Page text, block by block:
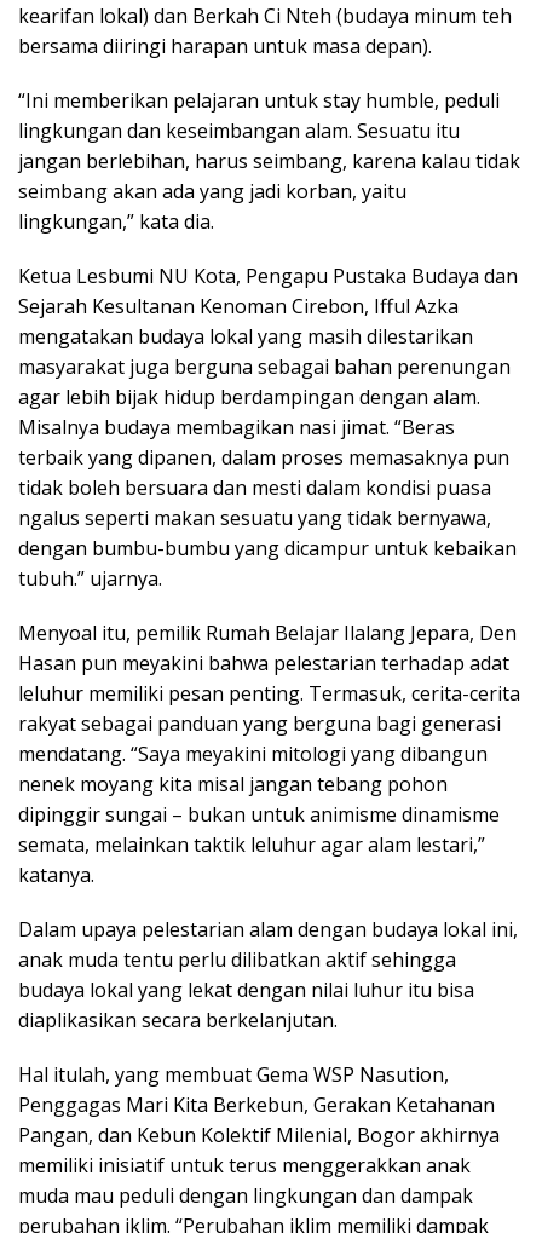
kearifan lokal) dan Berkah Ci Nteh (budaya minum teh
bersama diiringi harapan untuk masa depan).
“Ini memberikan pelajaran untuk stay humble, peduli
lingkungan dan keseimbangan alam. Sesuatu itu
jangan berlebihan, harus seimbang, karena kalau tidak
seimbang akan ada yang jadi korban, yaitu
lingkungan,” kata dia.
Ketua Lesbumi NU Kota, Pengapu Pustaka Budaya dan
Sejarah Kesultanan Kenoman Cirebon, Ifful Azka
mengatakan budaya lokal yang masih dilestarikan
masyarakat juga berguna sebagai bahan perenungan
agar lebih bijak hidup berdampingan dengan alam.
Misalnya budaya membagikan nasi jimat. “Beras
terbaik yang dipanen, dalam proses memasaknya pun
tidak boleh bersuara dan mesti dalam kondisi puasa
ngalus seperti makan sesuatu yang tidak bernyawa,
dengan bumbu-bumbu yang dicampur untuk kebaikan
tubuh.” ujarnya.
Menyoal itu, pemilik Rumah Belajar Ilalang Jepara, Den
Hasan pun meyakini bahwa pelestarian terhadap adat
leluhur memiliki pesan penting. Termasuk, cerita-cerita
rakyat sebagai panduan yang berguna bagi generasi
mendatang. “Saya meyakini mitologi yang dibangun
nenek moyang kita misal jangan tebang pohon
dipinggir sungai – bukan untuk animisme dinamisme
semata, melainkan taktik leluhur agar alam lestari,”
katanya.
Dalam upaya pelestarian alam dengan budaya lokal ini,
anak muda tentu perlu dilibatkan aktif sehingga
budaya lokal yang lekat dengan nilai luhur itu bisa
diaplikasikan secara berkelanjutan.
Hal itulah, yang membuat Gema WSP Nasution,
Penggagas Mari Kita Berkebun, Gerakan Ketahanan
Pangan, dan Kebun Kolektif Milenial, Bogor akhirnya
memiliki inisiatif untuk terus menggerakkan anak
muda mau peduli dengan lingkungan dan dampak
perubahan iklim. “Perubahan iklim memiliki dampak